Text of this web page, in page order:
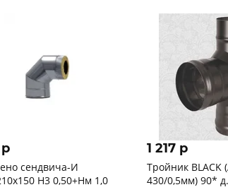
сендвича-И
Н3 0,50+Нм 1,0
1 217 p
Тройник BLACK
430/0,5мм) 90*